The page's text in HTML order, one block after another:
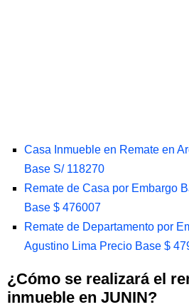
Casa Inmueble en Remate en
Base S/ 118270
Remate de Casa por Embargo
Base $ 476007
Remate de Departamento por
Agustino Lima Precio Base $
¿Cómo se realizará el
inmueble en JUNIN?